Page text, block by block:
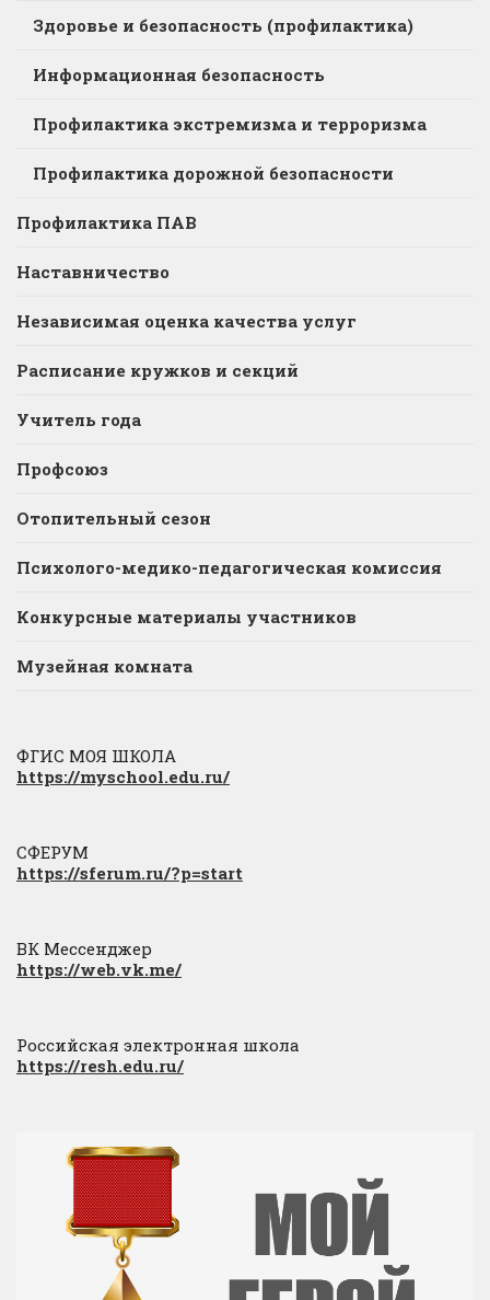
Здоровье и безопасность (профилактика)
Информационная безопасность
Профилактика экстремизма и терроризма
Профилактика дорожной безопасности
Профилактика ПАВ
Наставничество
Независимая оценка качества услуг
Расписание кружков и секций
Учитель года
Профсоюз
Отопительный сезон
Психолого-медико-педагогическая комиссия
Конкурсные материалы участников
Музейная комната
ФГИС МОЯ ШКОЛА
https://myschool.edu.ru/
СФЕРУМ
https://sferum.ru/?p=start
ВК Мессенджер
https://web.vk.me/
Российская электронная школа
https://resh.edu.ru/